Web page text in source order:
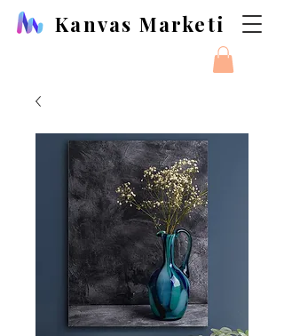
Kanvas Marketi